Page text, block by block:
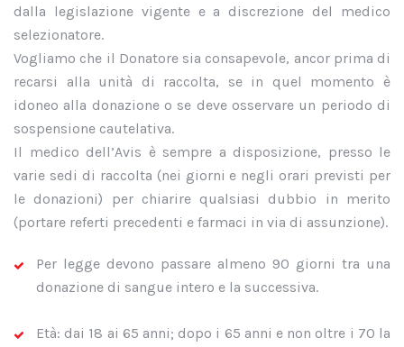
dalla legislazione vigente e a discrezione del medico
selezionatore.
Vogliamo che il Donatore sia consapevole, ancor prima di
recarsi alla unità di raccolta, se in quel momento è
idoneo alla donazione o se deve osservare un periodo di
sospensione cautelativa.
Il medico dell’Avis è sempre a disposizione, presso le
varie sedi di raccolta (nei giorni e negli orari previsti per
le donazioni) per chiarire qualsiasi dubbio in merito
(portare referti precedenti e farmaci in via di assunzione).
Per legge devono passare almeno 90 giorni tra una
donazione di sangue intero e la successiva.
Età: dai 18 ai 65 anni; dopo i 65 anni e non oltre i 70 la